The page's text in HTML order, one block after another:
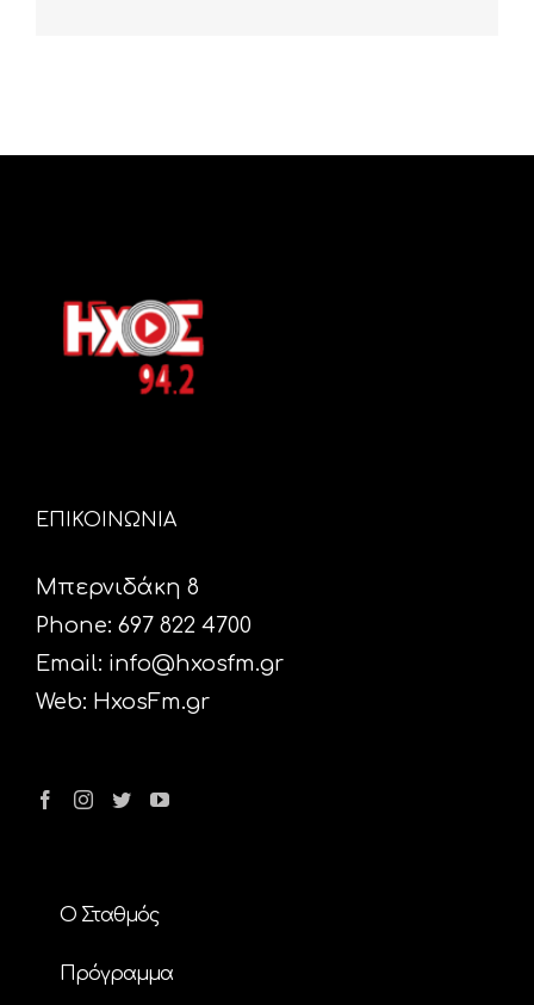
ΕΠΙΚΟΙΝΩΝΙΑ
Μπερνιδάκη 8
Phone: 697 822 4700
Email: info@hxosfm.gr
Web: HxosFm.gr
Ο Σταθμός
Πρόγραμμα